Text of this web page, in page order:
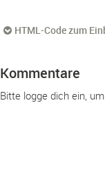
HTML-Code zum
Kommentare
Bitte logge dich ein,